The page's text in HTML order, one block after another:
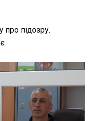
про підозру.